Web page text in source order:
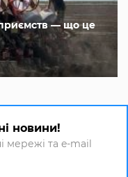
— що це
новини!
мережі та e-mail